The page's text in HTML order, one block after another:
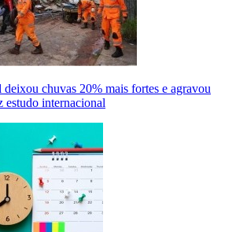
chuvas 20% mais fortes e agravou
estudo internacional